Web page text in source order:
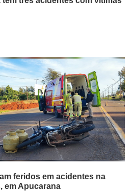
feridos em acidentes na
em Apucarana